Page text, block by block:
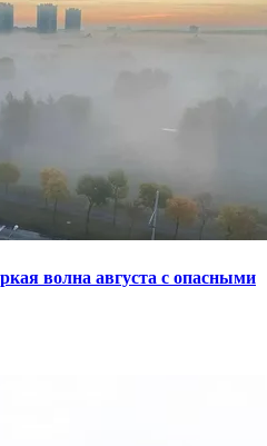
волна августа с опасными